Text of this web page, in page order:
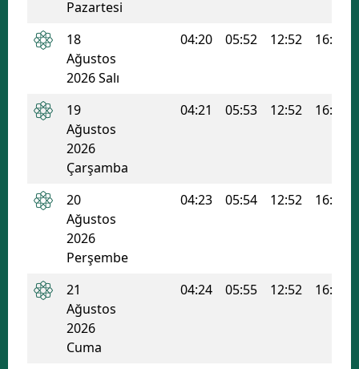
Kocaeli
Kahramanmaraş
Muş
Pazartesi
18
Ağustos
2026 Salı
04:20 05:52 12:52 16:38
19
Ağustos
2026
Çarşamba
04:21 05:53 12:52 16:38
20
Ağustos
2026
Perşembe
04:23 05:54 12:52 16:37
21
Ağustos
2026
Cuma
04:24 05:55 12:52 16:36